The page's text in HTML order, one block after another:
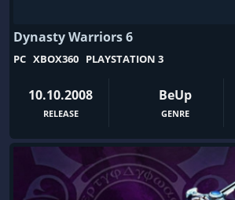
Dynasty Warriors 6
PC XBOX360 PLAYSTATION 3
10.10.2008
RELEASE
BeUp
GENRE